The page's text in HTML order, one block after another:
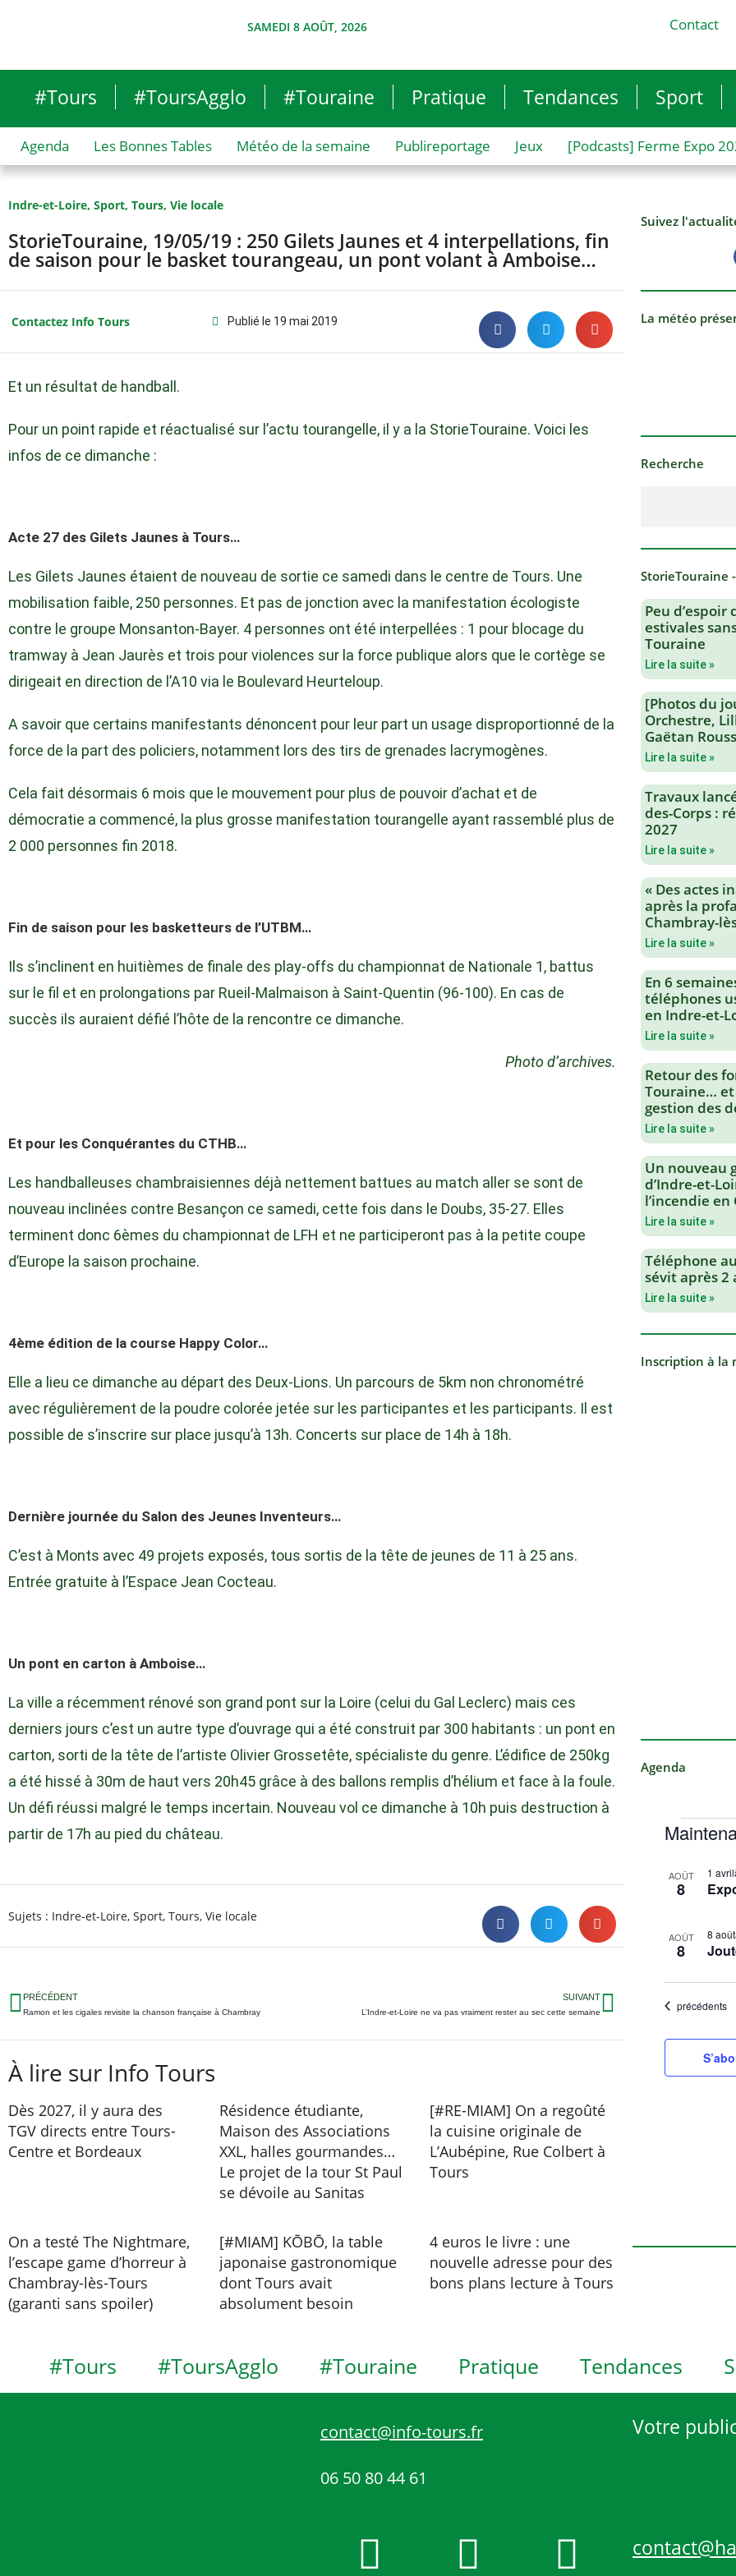
SAMEDI 8 AOÛT, 2026 Contact
#Tours #ToursAgglo #Touraine Pratique Tendances Sport
Agenda Les Bonnes Tables Météo de la semaine Publireportage Jeux [Podcasts] Ferme Expo
Indre-et-Loire, Sport, Tours, Vie locale
StorieTouraine, 19/05/19 : 250 Gilets Jaunes et 4 interpellations, fin
de saison pour le basket tourangeau, un pont volant à Amboise…
Contactez Info Tours Publié le 19 mai 2019
Et un résultat de handball.
Pour un point rapide et réactualisé sur l’actu tourangelle, il y a la StorieTouraine. Voici les
infos de ce dimanche :
Acte 27 des Gilets Jaunes à Tours…
Les Gilets Jaunes étaient de nouveau de sortie ce samedi dans le centre de Tours. Une
mobilisation faible, 250 personnes. Et pas de jonction avec la manifestation écologiste
contre le groupe Monsanton-Bayer. 4 personnes ont été interpellées : 1 pour blocage du
tramway à Jean Jaurès et trois pour violences sur la force publique alors que le cortège se
dirigeait en direction de l’A10 via le Boulevard Heurteloup.
A savoir que certains manifestants dénoncent pour leur part un usage disproportionné de la
force de la part des policiers, notamment lors des tirs de grenades lacrymogènes.
Cela fait désormais 6 mois que le mouvement pour plus de pouvoir d’achat et de
démocratie a commencé, la plus grosse manifestation tourangelle ayant rassemblé plus de
2 000 personnes fin 2018.
Fin de saison pour les basketteurs de l’UTBM…
Ils s’inclinent en huitièmes de finale des play-offs du championnat de Nationale 1, battus
sur le fil et en prolongations par Rueil-Malmaison à Saint-Quentin (96-100). En cas de
succès ils auraient défié l’hôte de la rencontre ce dimanche.
Photo d’archives.
Et pour les Conquérantes du CTHB…
Les handballeuses chambraisiennes déjà nettement battues au match aller se sont de
nouveau inclinées contre Besançon ce samedi, cette fois dans le Doubs, 35-27. Elles
terminent donc 6èmes du championnat de LFH et ne participeront pas à la petite coupe
d’Europe la saison prochaine.
4ème édition de la course Happy Color…
Elle a lieu ce dimanche au départ des Deux-Lions. Un parcours de 5km non chronométré
avec régulièrement de la poudre colorée jetée sur les participantes et les participants. Il est
possible de s’inscrire sur place jusqu’à 13h. Concerts sur place de 14h à 18h.
Dernière journée du Salon des Jeunes Inventeurs…
C’est à Monts avec 49 projets exposés, tous sortis de la tête de jeunes de 11 à 25 ans.
Entrée gratuite à l’Espace Jean Cocteau.
Un pont en carton à Amboise…
La ville a récemment rénové son grand pont sur la Loire (celui du Gal Leclerc) mais ces
derniers jours c’est un autre type d’ouvrage qui a été construit par 300 habitants : un pont en
carton, sorti de la tête de l’artiste Olivier Grossetête, spécialiste du genre. L’édifice de 250kg
a été hissé à 30m de haut vers 20h45 grâce à des ballons remplis d’hélium et face à la foule.
Un défi réussi malgré le temps incertain. Nouveau vol ce dimanche à 10h puis destruction à
partir de 17h au pied du château.
Sujets : Indre-et-Loire, Sport, Tours, Vie locale
PRÉCÉDENT
Ramon et les cigales revisite la chanson française à Chambray
SUIVANT
L’Indre-et-Loire ne va pas vraiment rester au sec cette semaine
À lire sur Info Tours
Dès 2027, il y aura des
TGV directs entre Tours-
Centre et Bordeaux
Résidence étudiante,
Maison des Associations
XXL, halles gourmandes…
Le projet de la tour St Paul
se dévoile au Sanitas
[#RE-MIAM] On a regoûté
la cuisine originale de
L’Aubépine, Rue Colbert à
Tours
On a testé The Nightmare,
l’escape game d’horreur à
Chambray-lès-Tours
(garanti sans spoiler)
[#MIAM] KŌBŌ, la table
japonaise gastronomique
dont Tours avait
absolument besoin
4 euros le livre : une
nouvelle adresse pour des
bons plans lecture à Tours
Suivez
La météo
Recherche
StorieTouraine
Peu
estivales
Touraine
Lire la suite »
[Photos du
Orchestre,
Gaëtan
Lire la suite »
Travaux
des-Corps :
2027
Lire la suite »
« Des actes
après la
Chambray-
Lire la suite »
En 6
téléphones
en Indre-et-
Lire la suite »
Retour des
Touraine…
gestion des
Lire la suite »
Un nouveau
d’Indre-et-
l’incendie
Lire la suite »
Téléphone
sévit après 2
Lire la suite »
Inscription à la
Agenda
é
c
i
o
n
z
L
t
f
e
n
w
AOÛT
8
1
AOÛT
8
8
Évènements
précédents
#Tours #ToursAgglo #Touraine Pratique Tendances
contact@info-tours.fr
06 50 80 44 61
Votre